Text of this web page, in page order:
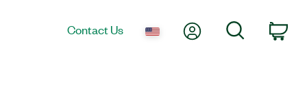
Contact Us My AccountSearch